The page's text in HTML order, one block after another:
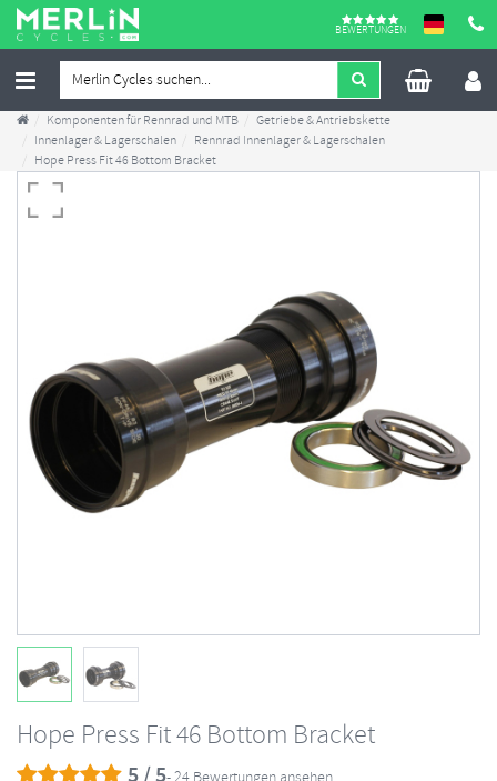
BEWERTUNGEN
Komponenten für Rennrad und MTB
Getriebe & Antriebskette
Innenlager & Lagerschalen
Rennrad Innenlager & Lagerschalen
Hope Press Fit 46 Bottom Bracket
Hope Press Fit 46 Bottom Bracket